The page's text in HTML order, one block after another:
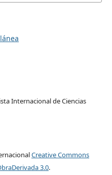
Internacional de Ciencias
Creative Commons
3.0.